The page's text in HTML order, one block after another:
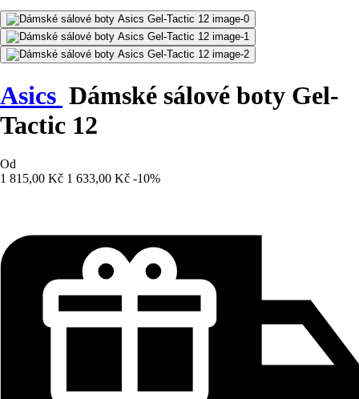
Asics Dámské sálové boty Gel-
Tactic 12
Od
1 815,00 Kč 1 633,00 Kč -10%